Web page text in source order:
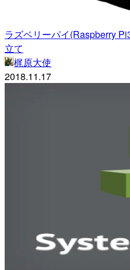
ラズベリーパイ(Raspberry
立て
梶原大使
2018.11.17